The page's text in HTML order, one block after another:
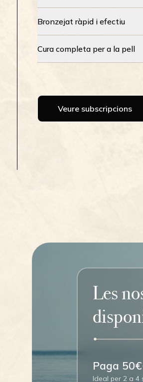
Bronzejat ràpid i efectiu
Cura completa per a la pell
Veure subscripcions
Les
Paga 50€
Ideal per 2 a 4